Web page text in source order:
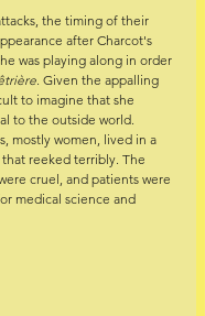
the timing of their
after Charcot's
was playing along in order
. Given the appalling
to imagine that she
to the outside world.
mostly women, lived in a
reeked terribly. The
cruel, and patients were
medical science and